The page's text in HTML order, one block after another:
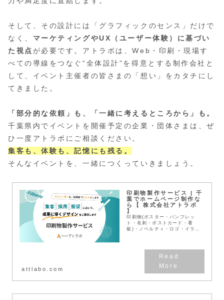
そして、その設計には「グラフィックのセンス」だけで
なく、 マーケティングやUX（ユーザー体験）に基づい
た視点 が必要です。アトラボは、Web・印刷・現場す
べての導線をつなぐ“全体設計”を得意とする制作会社と
して、イベント主催者の皆さまの「想い」をカタチにし
てきました。
「部分的な依頼」も、「一緒に考えるところから」も。
千葉県内でイベントを開催予定の企業・団体さまは、ぜ
ひ一度アトラボにご相談ください。
集客も、体験も、記憶にも残る。
そんなイベントを、一緒につくっていきましょう。
印刷物製作サービス | 千
葉でホームページ制作な
ら【 株式会社アトラボ
】
印刷物(ポスター・パンフレッ
ト・名刺・ポストカード・看
板)・ノベルティ・ロゴ・イラス
インを高品質低価格でご提案...
attlabo.com